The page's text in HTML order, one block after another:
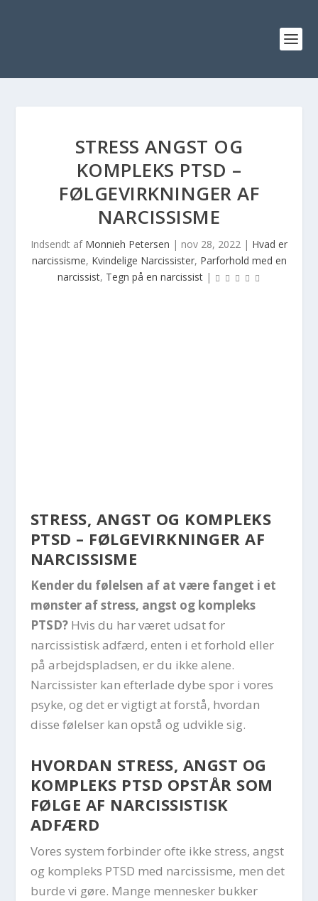
STRESS ANGST OG
KOMPLEKS PTSD –
FØLGEVIRKNINGER AF
NARCISSISME
Indsendt af Monnieh Petersen | nov 28, 2022 | Hvad er
narcissisme, Kvindelige Narcissister, Parforhold med en
narcissist, Tegn på en narcissist|
STRESS, ANGST OG KOMPLEKS
PTSD – FØLGEVIRKNINGER AF
NARCISSISME
Kender du følelsen af at være fanget i et
mønster af stress, angst og kompleks
PTSD?Hvis du har været udsat for
narcissistisk adfærd, enten i et forhold eller
på arbejdspladsen, er du ikke alene.
Narcissister kan efterlade dybe spor i vores
psyke, og det er vigtigt at forstå, hvordan
disse følelser kan opstå og udvikle sig.
HVORDAN STRESS, ANGST OG
KOMPLEKS PTSD OPSTÅR SOM
FØLGE AF NARCISSISTISK
ADFÆRD
Vores system forbinder ofte ikke stress, angst
og kompleks PTSD med narcissisme, men det
burde vi gøre. Mange mennesker bukker